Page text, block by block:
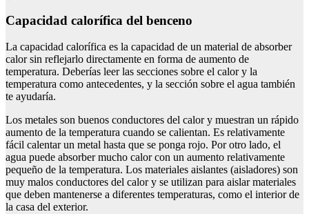
capacidad calorífica del benceno
La capacidad calorífica es la capacidad de un material de absorber
calor sin reflejarlo directamente en forma de aumento de
temperatura. Deberías leer las secciones sobre el calor y la
temperatura como antecedentes, y la sección sobre el agua también
te ayudaría.
Los metales son buenos conductores del calor y muestran un rápido
aumento de la temperatura cuando se calientan. Es relativamente
fácil calentar un metal hasta que se ponga rojo. Por otro lado, el
agua puede absorber mucho calor con un aumento relativamente
pequeño de la temperatura. Los materiales aislantes (aisladores) son
muy malos conductores del calor y se utilizan para aislar materiales
que deben mantenerse a diferentes temperaturas, como el interior de
la casa del exterior.